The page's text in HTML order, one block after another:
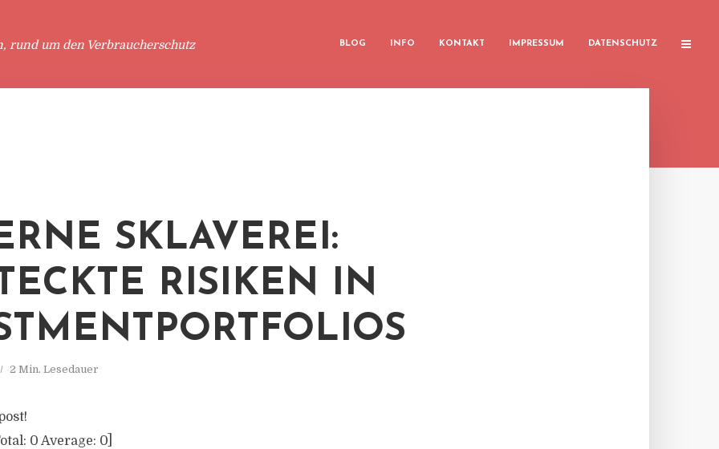
rund um den Verbraucherschutz BLOG INFO KONTAKT IMPRESSUM DATENSCHUTZ
SKLAVEREI:
RISIKEN IN
2 Min. Lesedauer
0 Average: 0